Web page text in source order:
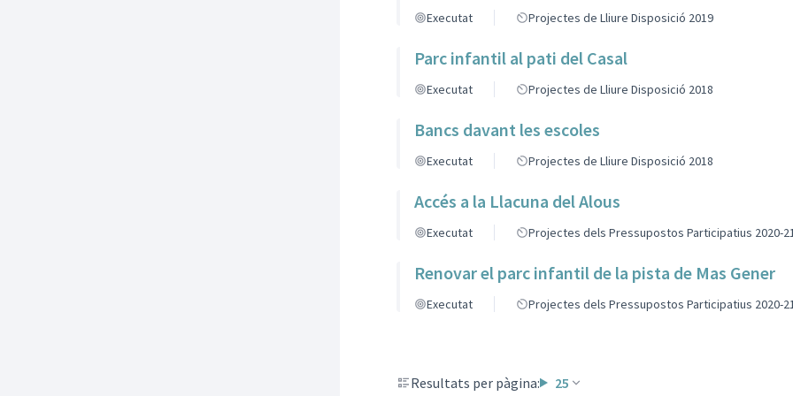
Executat Projectes de Lliure Disposició 2019
Parc infantil al pati del Casal
Executat Projectes de Lliure Disposició 2018
Bancs davant les escoles
Executat Projectes de Lliure Disposició 2018
Accés a la Llacuna del Alous
Executat Projectes dels Pressupostos Participatius 2020-
Renovar el parc infantil de la pista de Mas Gener
Executat Projectes dels Pressupostos Participatius 2020-
Resultats per pàgina: 25